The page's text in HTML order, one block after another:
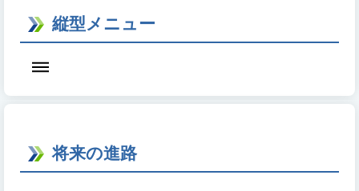
縦型メニュー
将来の進路